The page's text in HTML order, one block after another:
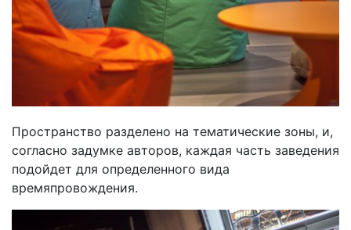
Пространство разделено на тематические зоны, и,
согласно задумке авторов, каждая часть заведения
подойдет для определенного вида
времяпровождения.